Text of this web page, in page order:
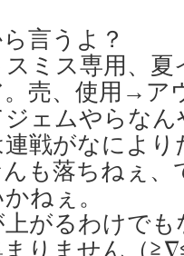
言うよ？
ミス専用、夏
売、使用→ア
ェムやらな
戦がなによ
も落ちねぇ、
ねぇ。
がるわけで
りません（